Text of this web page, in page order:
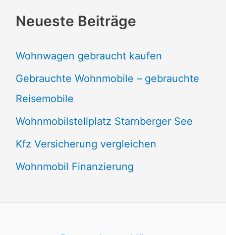
Neueste Beiträge
Wohnwagen gebraucht kaufen
Gebrauchte Wohnmobile – gebrauchte
Reisemobile
Wohnmobilstellplatz Starnberger See
Kfz Versicherung vergleichen
Wohnmobil Finanzierung